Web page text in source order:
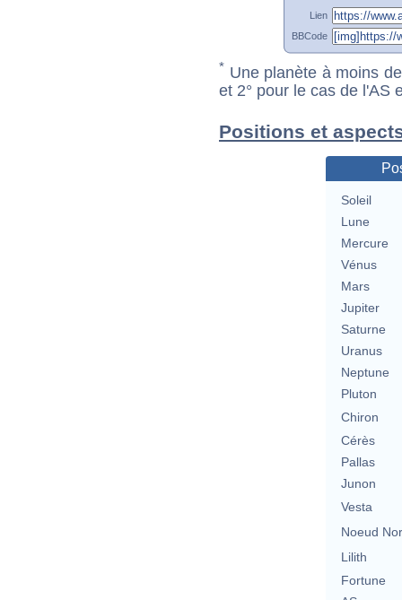
Lien
BBCode
* Une planète à moins
et 2° pour le cas de l'AS
Positions et
Soleil
Lune
Mercure
Vénus
Mars
Jupiter
Saturne
Uranus
Neptune
Pluton
Chiron
Cérès
Pallas
Junon
Vesta
Noeud
Lilith
Fortune